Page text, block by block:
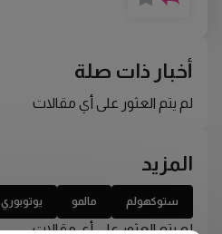
أخبار ذات صلة
لم يتم العثور على أي مقالات
المزيد
ستوكهولم مالمو يوتوبوري
لم يتم العثور على أي مقالات